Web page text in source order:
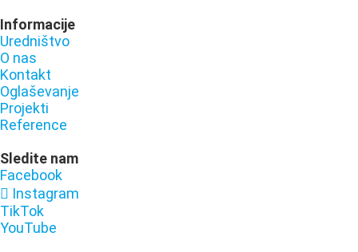
Informacije
Uredništvo
O nas
Kontakt
Oglaševanje
Projekti
Reference
Sledite nam
Facebook
Instagram
TikTok
YouTube